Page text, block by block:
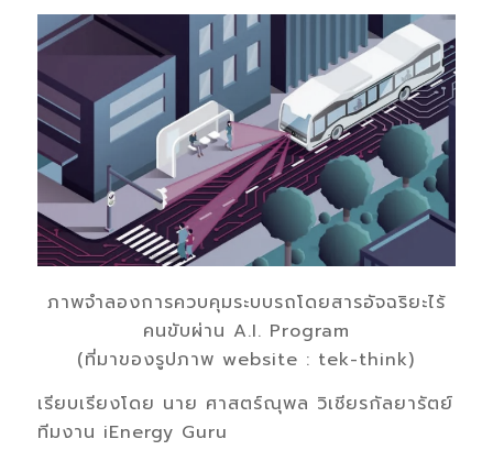
ภาพจำลองการควบคุมระบบรถโดยสารอัจฉริยะไร้
คนขับผ่าน A.I. Program
(ที่มาของรูปภาพ website : tek-think)
เรียบเรียงโดย นาย ศาสตร์ณุพล วิเชียรกัลยารัตย์
ทีมงาน iEnergy Guru